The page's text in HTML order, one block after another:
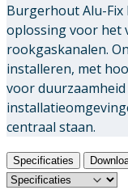
Burgerhout Alu-
oplossing voor het
rookgaskanalen.
installeren, met
voor
centraal staan.
Specificaties